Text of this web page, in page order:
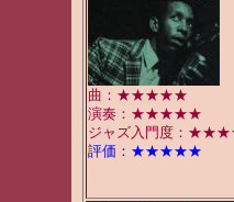
曲：★★★★★
演奏：★★★★★
ジャズ入門度：
評価：★★★★★